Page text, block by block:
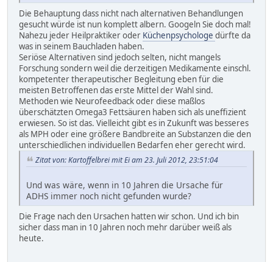
Die Behauptung dass nicht nach alternativen Behandlungen
gesucht würde ist nun komplett albern. Googeln Sie doch mal!
Nahezu jeder Heilpraktiker oder Küchenpsychologe dürfte da
was in seinem Bauchladen haben.
Seriöse Alternativen sind jedoch selten, nicht mangels
Forschung sondern weil die derzeitigen Medikamente einschl.
kompetenter therapeutischer Begleitung eben für die
meisten Betroffenen das erste Mittel der Wahl sind.
Methoden wie Neurofeedback oder diese maßlos
überschätzten Omega3 Fettsäuren haben sich als uneffizient
erwiesen. So ist das. Vielleicht gibt es in Zukunft was besseres
als MPH oder eine größere Bandbreite an Substanzen die den
unterschiedlichen individuellen Bedarfen eher gerecht wird.
Zitat von: Kartoffelbrei mit Ei am 23. Juli 2012, 23:51:04
Und was wäre, wenn in 10 Jahren die Ursache für
ADHS immer noch nicht gefunden wurde?
Die Frage nach den Ursachen hatten wir schon. Und ich bin
sicher dass man in 10 Jahren noch mehr darüber weiß als
heute.